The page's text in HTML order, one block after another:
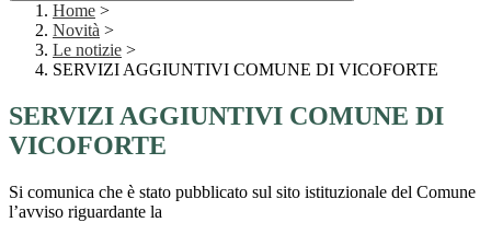
Home >
Novità >
Le notizie >
SERVIZI AGGIUNTIVI COMUNE DI VICOFORTE
SERVIZI AGGIUNTIVI COMUNE DI
VICOFORTE
Si comunica che è stato pubblicato sul sito istituzionale del Comune
l’avviso riguardante la